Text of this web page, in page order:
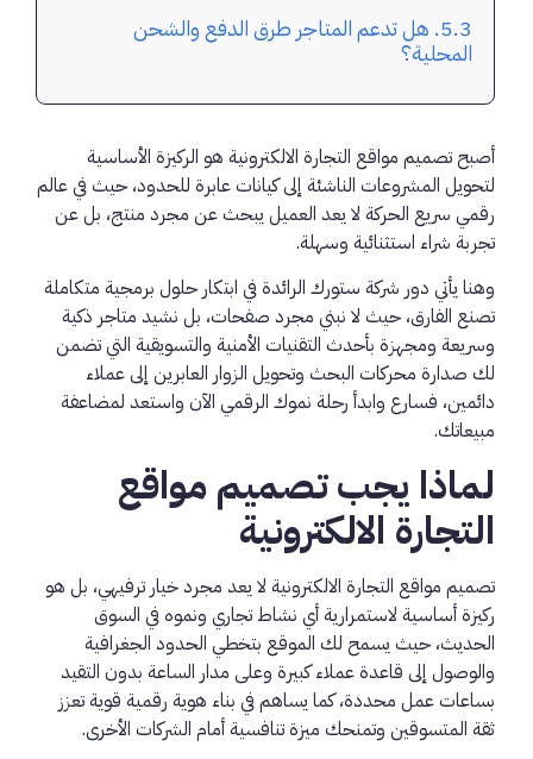
هل تدعم المتاجر طرق الدفع والشحن
المحلية؟
أصبح تصميم مواقع التجارة الالكترونية هو الركيزة الأساسية
لتحويل المشروعات الناشئة إلى كيانات عابرة للحدود، حيث في عالم
رقمي سريع الحركة لا يعد العميل يبحث عن مجرد منتج، بل عن
تجربة شراء استثنائية وسهلة.
وهنا يأتي دور شركة ستورك الرائدة في ابتكار حلول برمجية متكاملة
تصنع الفارق، حيث لا نبني مجرد صفحات، بل نشيد متاجر ذكية
وسريعة ومجهزة بأحدث التقنيات الأمنية والتسويقية التي تضمن
لك صدارة محركات البحث وتحويل الزوار العابرين إلى عملاء
دائمين، فسارع وابدأ رحلة نموك الرقمي الآن واستعد لمضاعفة
مبيعاتك.
لماذا يجب تصميم مواقع
التجارة الالكترونية
تصميم مواقع التجارة الالكترونية لا يعد مجرد خيار ترفيهي، بل هو
ركيزة أساسية لاستمرارية أي نشاط تجاري ونموه في السوق
الحديث، حيث يسمح لك الموقع بتخطي الحدود الجغرافية
والوصول إلى قاعدة عملاء كبيرة وعلى مدار الساعة بدون التقيد
بساعات عمل محددة، كما يساهم في بناء هوية رقمية قوية تعزز
ثقة المتسوقين وتمنحك ميزة تنافسية أمام الشركات الأخرى.